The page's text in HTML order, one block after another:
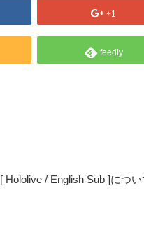
+1
feedly
/ English Sub ]につい